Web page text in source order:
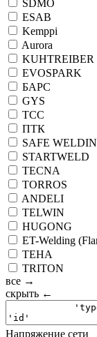
SDMO
ESAB
Kemppi
Aurora
KUHTREIBER
EVOSPARK
БАРС
GYS
ТСС
ПТК
SAFE
STARTWELD
TECNA
TORROS
ANDELI
TELWIN
HUGONG
ET-Welding
ТЕНА
TRITON
все →
скрыть ←
Напряжение сети